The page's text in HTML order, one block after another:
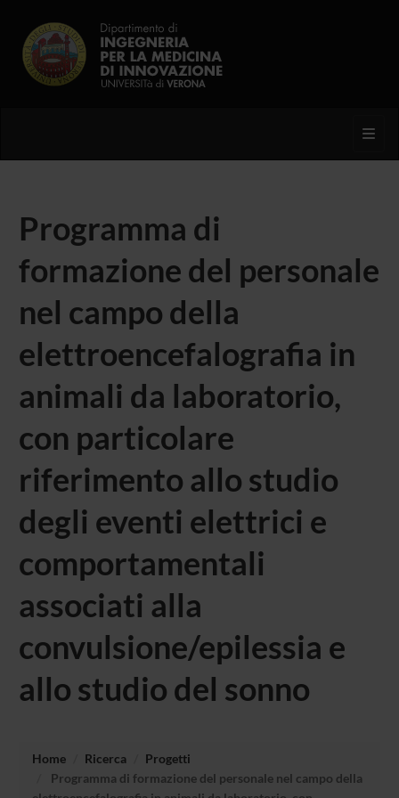
Programma di
formazione del personale
nel campo della
elettroencefalografia in
animali da laboratorio,
con particolare
riferimento allo studio
degli eventi elettrici e
comportamentali
associati alla
convulsione/epilessia e
allo studio del sonno
Home Ricerca
Progetti
Programma di formazione del personale nel campo della